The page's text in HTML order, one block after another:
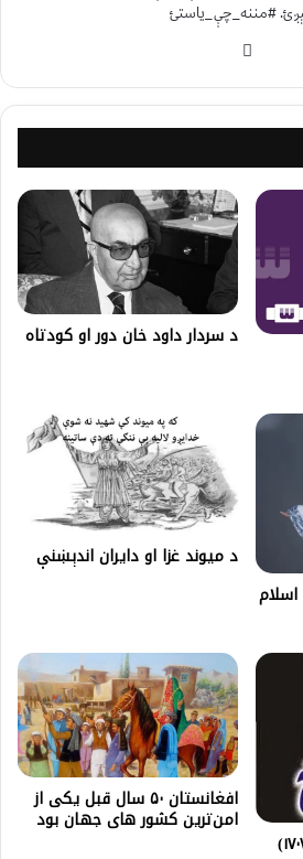
#مننه_چې_یاستئ
د سردار داود خان دور او کودتاه
د ميوند غزا او دايران اندېښنې
افغانستان ۵۰ سال قبل یکی از
امن‌ترین کشور های جهان بود